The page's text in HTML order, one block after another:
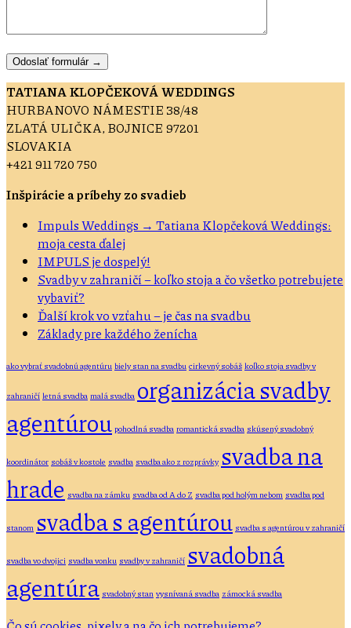
TATIANA KLOPČEKOVÁ WEDDINGS
HURBANOVO NÁMESTIE 38/48
ZLATÁ ULIČKA, BOJNICE 97201
SLOVAKIA
+421 911 720 750
Inšpirácie a príbehy zo svadieb
Impuls Weddings → Tatiana Klopčeková Weddings:
moja cesta ďalej
IMPULS je dospelý!
Svadby v zahraničí – koľko stoja a čo všetko potrebujete
vybaviť?
Ďalší krok vo vzťahu – je čas na svadbu
Základy pre každého ženícha
ako vybrať svadobnú agentúru biely stan na svadbu cirkevný sobáš koľko stoja svadby v
zahraničí letná svadba malá svadba organizácia svadby
agentúrou pohodlná svadba romantická svadba skúsený svadobný
koordinátor sobáš v kostole svadba svadba ako z rozprávky svadba na
hrade svadba na zámku svadba od A do Z svadba pod holým nebom svadba pod
stanom svadba s agentúrou svadba s agentúrou v zahraničí
svadba vo dvojici svadba vonku svadby v zahraničí svadobná
agentúra svadobný stan vysnívaná svadba zámocká svadba